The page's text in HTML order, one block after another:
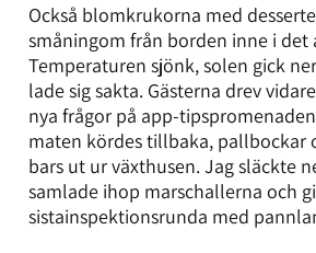
Också blomkrukorna med
småningom från borden inne i det
Temperaturen sjönk, solen gick
lade sig sakta. Gästerna drev
nya frågor på app-
maten kördes tillbaka, pallbockar
bars ut ur växthusen. Jag släckte
samlade ihop marschallerna och
sistainspektionsrunda med